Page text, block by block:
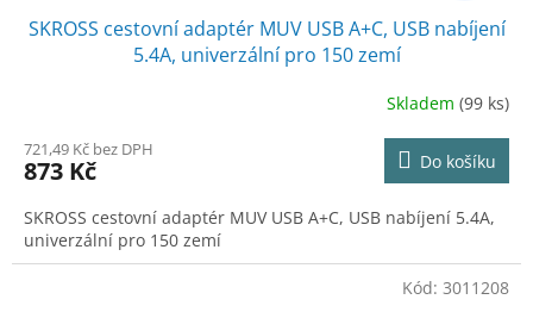
SKROSS cestovní adaptér MUV USB A+C, USB nabíjení
5.4A, univerzální pro 150 zemí
Skladem (99 ks)
721,49 Kč bez DPH
873 Kč Do košíku
SKROSS cestovní adaptér MUV USB A+C, USB nabíjení 5.4A,
univerzální pro 150 zemí
Kód: 3011208